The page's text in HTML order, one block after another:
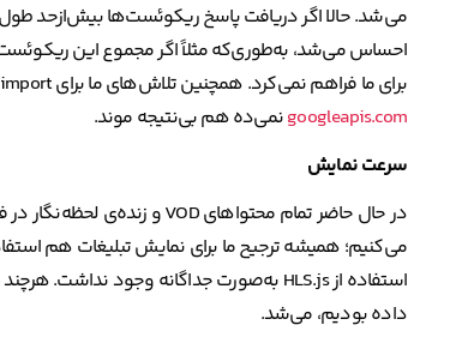
می‌شد. حالا اگر دریافت پاسخ ریکوئست‌ها بیش‌ازحد
برای ما فراهم نمی‌کرد. همچنین تلاش‌های ما برای Dynamic import کردن فایل IMA هم به دلیل این‌که گوگل اجازه لود شدن SDK های خودش رو از آدرسی به‌غیراز
googleapis.comنمی‌ده هم بی‌نتیجه موند.
سرعت نمایش
در حال حاضر تمام محتوا‌های VOD و زنده‌ی لحظه‌نگار در فرمت فایل‌های ویدیویی HLS دریافت و نمایش داده می‌شه که برای هندل کردنش در کلاینت‌ها از
استفاده از HLS.js به‌صورت جداگانه وجود نداشت. هرچند برطرف کردن این چالش سخت نبود، ولی باعث دوباره‌نویسی خیلی از متد‌هایی که یک‌بار در
داده بودیم، می‌شد.